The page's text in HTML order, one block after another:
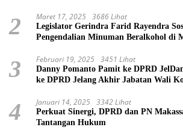
2 Maret 17, 2025 3686 Lihat
Legislator Gerindra Farid Rayendra
Pengendalian Minuman Beralkohol di
3 Februari 19, 2025 3451 Lihat
Danny Pomanto Pamit ke DPRD
ke DPRD Jelang Akhir Jabatan Wali
4 Januari 14, 2025 3342 Lihat
Perkuat Sinergi, DPRD dan PN
Tantangan Hukum